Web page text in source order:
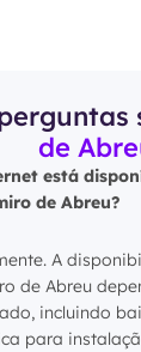
de
está
de Abreu?
A
de Abreu
incluindo
para